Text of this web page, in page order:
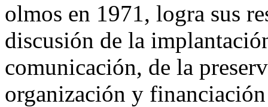
olmos en 1971, logra sus
discusión de la
comunicación, de la
organización y